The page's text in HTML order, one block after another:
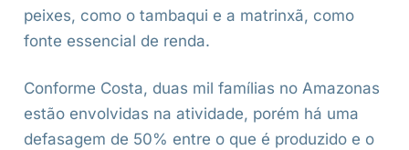
peixes, como o tambaqui e a matrinxã, como
fonte essencial de renda.
Conforme Costa, duas mil famílias no Amazonas
estão envolvidas na atividade, porém há uma
defasagem de 50% entre o que é produzido e o